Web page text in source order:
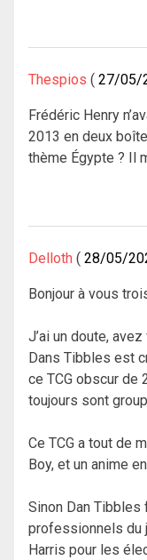
Thespios 27/05/
Frédéric Henry
2013 en deux
thème Égypte ? Il
Delloth 28/05/
Bonjour à vous
J’ai un doute,
Dans Tibbles est
ce TCG obscur de
toujours sont
Ce TCG a tout de
Boy, et un anime
Sinon Dan
professionnels du
Harris pour les